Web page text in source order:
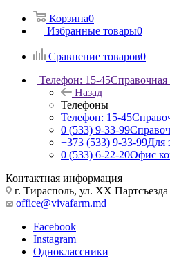
Корзина0
Избранные товары0
Сравнение товаров0
Телефон: 15-45
Назад
Телефоны
Телефон: 15-45
0 (533) 9-33-99
+373 (533) 9-33-99Для
0 (533) 6-22-20Офис
Контактная информация
г. Тирасполь, ул. ХХ
office@vivafarm.md
Facebook
Instagram
Одноклассники